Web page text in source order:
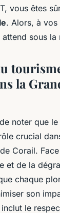
vous êtes
. Alors, à vos
sous la
la
noter que le
crucial
Corail.
et de la
chaque
son
le